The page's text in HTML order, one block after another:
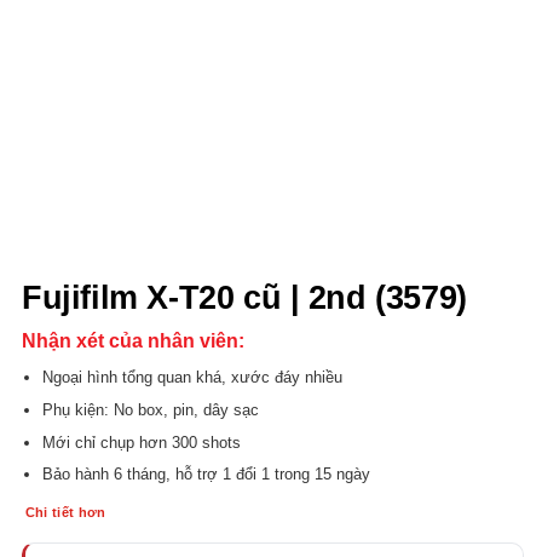
Fujifilm X-T20 cũ | 2nd (3579)
Nhận xét của nhân viên:
Ngoại hình tổng quan khá, xước đáy nhiều
Phụ kiện: No box, pin, dây sạc
Mới chỉ chụp hơn 300 shots
Bảo hành 6 tháng, hỗ trợ 1 đổi 1 trong 15 ngày
Chi tiết hơn